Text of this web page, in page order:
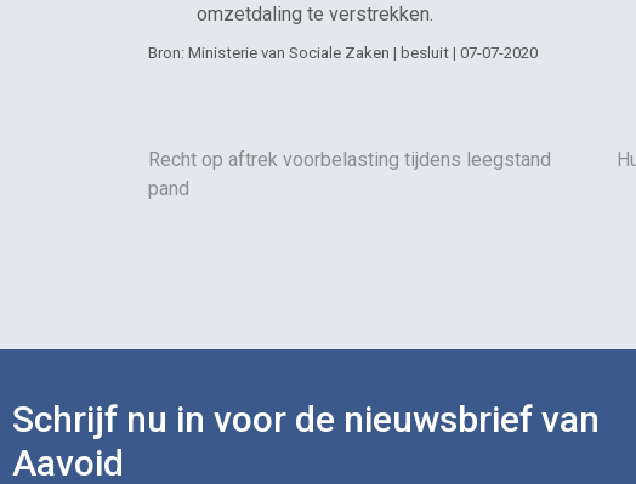
omzetdaling te verstrekken.
Bron: Ministerie van Sociale Zaken | besluit | 07-07-2020
Recht op aftrek voorbelasting tijdens leegstand
pand
Schrijf nu in voor de nieuwsbrief van
Aavoid